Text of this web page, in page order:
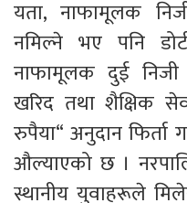
यता, नाफामूलक
नमिल्ने भए पनि
नाफामूलक दुई निजी
खरिद तथा शैक्षिक
रुपैया“ अनुदान फिर्ता
औल्याएको छ ।
स्थानीय युवाहरूले